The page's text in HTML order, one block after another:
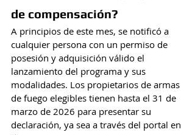
de compensación?
A principios de este mes, se notificó a
cualquier persona con un permiso de
posesión y adquisición válido el
lanzamiento del programa y sus
modalidades. Los propietarios de armas
de fuego elegibles tienen hasta el 31 de
marzo de 2026 para presentar su
declaración, ya sea a través del portal en